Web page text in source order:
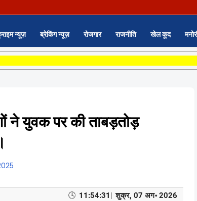
न्यूज़ ब्रेकिंग न्यूज़ रोजगार राजनीति खेल कूद
ने युवक पर की ताबड़तोड़
🕓 11:54:32 | शुक्र, 07 अग॰ 2026